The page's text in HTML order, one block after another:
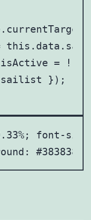
=
});
font-